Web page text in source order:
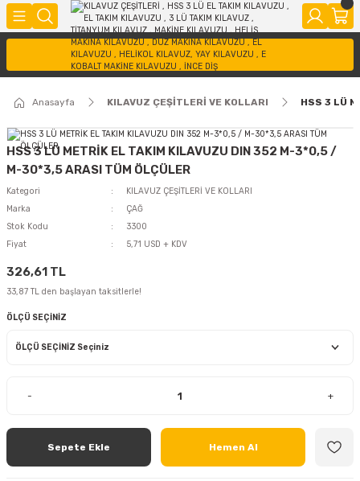
Anasayfa KILAVUZ ÇEŞİTLERİ VE KOLLARI HSS 3 LÜ
HSS 3 LÜ METRİK EL TAKIM KILAVUZU DIN 352 M-3*0,5 /
M-30*3,5 ARASI TÜM ÖLÇÜLER
Kategori
KILAVUZ ÇEŞİTLERİ VE KOLLARI
Marka
ÇAĞ
Stok Kodu
3300
Fiyat
5,71 USD + KDV
326,61 TL
33,87 TL den başlayan taksitlerle!
ÖLÇÜ SEÇİNİZ
- +
Sepete Ekle Hemen Al